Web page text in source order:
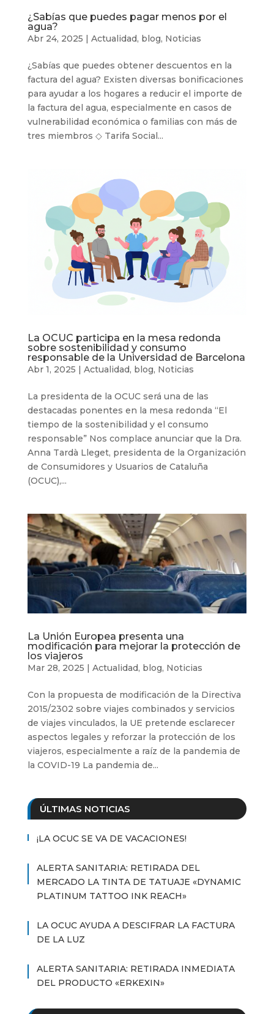
¿Sabías que puedes pagar menos por el
agua?
Abr 24, 2025 | Actualidad, blog, Noticias
¿Sabías que puedes obtener descuentos en la
factura del agua? Existen diversas bonificaciones
para ayudar a los hogares a reducir el importe de
la factura del agua, especialmente en casos de
vulnerabilidad económica o familias con más de
tres miembros ◇ Tarifa Social...
La OCUC participa en la mesa redonda
sobre sostenibilidad y consumo
responsable de la Universidad de Barcelona
Abr 1, 2025 | Actualidad, blog, Noticias
La presidenta de la OCUC será una de las
destacadas ponentes en la mesa redonda “El
tiempo de la sostenibilidad y el consumo
responsable” Nos complace anunciar que la Dra.
Anna Tardà Lleget, presidenta de la Organización
de Consumidores y Usuarios de Cataluña
(OCUC),...
La Unión Europea presenta una
modificación para mejorar la protección de
los viajeros
Mar 28, 2025 | Actualidad, blog, Noticias
Con la propuesta de modificación de la Directiva
2015/2302 sobre viajes combinados y servicios
de viajes vinculados, la UE pretende esclarecer
aspectos legales y reforzar la protección de los
viajeros, especialmente a raíz de la pandemia de
la COVID-19 La pandemia de...
ÚLTIMAS NOTICIAS
¡LA OCUC SE VA DE VACACIONES!
ALERTA SANITARIA: RETIRADA DEL
MERCADO LA TINTA DE TATUAJE «DYNAMIC
PLATINUM TATTOO INK REACH»
LA OCUC AYUDA A DESCIFRAR LA FACTURA
DE LA LUZ
ALERTA SANITARIA: RETIRADA INMEDIATA
DEL PRODUCTO «ERKEXIN»